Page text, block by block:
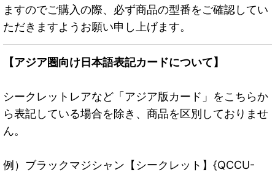
ますのでご購入の際、必ず商品の型番をご確認してい
ただきますようお願い申し上げます。
【アジア圏向け日本語表記カードについて】
シークレットレアなど「アジア版カード」をこちらか
ら表記している場合を除き、商品を区別しておりませ
ん。
例）ブラックマジシャン【シークレット】{QCCU-